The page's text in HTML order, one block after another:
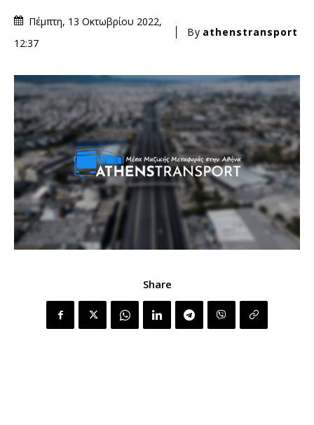
Πέμπτη, 13 Οκτωβρίου 2022,
12:37
By athenstransport
Share